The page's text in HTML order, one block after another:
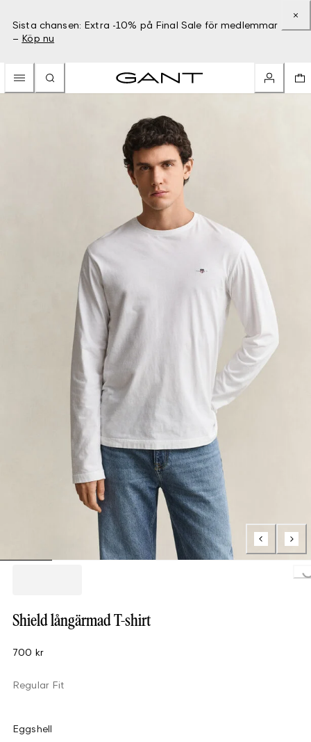
Sista chansen: Extra -10% på Final Sale för medlemmar
– Köp nu
Shield långärmad T-shirt
700 kr
Regular Fit
Eggshell